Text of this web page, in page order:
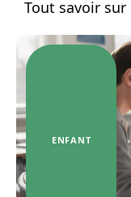
Tout savoir
ENFANT